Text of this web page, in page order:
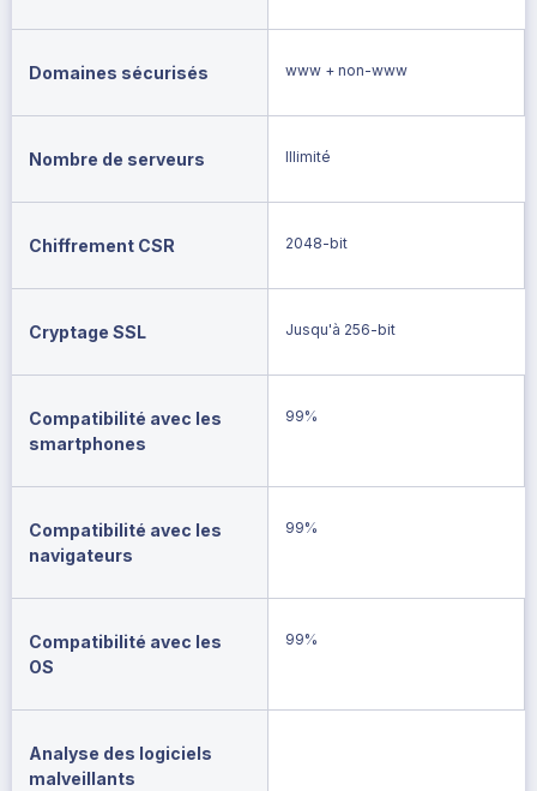
Domaines sécurisés www + non-www
Nombre de serveurs Illimité
Chiffrement CSR 2048-bit
Cryptage SSL Jusqu'à 256-bit
Compatibilité avec les
smartphones
99%
Compatibilité avec les
navigateurs
99%
Compatibilité avec les
OS
99%
Analyse des logiciels
malveillants